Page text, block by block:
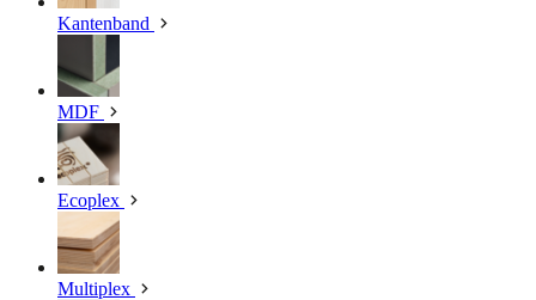
Kantenband
MDF
Ecoplex
Multiplex